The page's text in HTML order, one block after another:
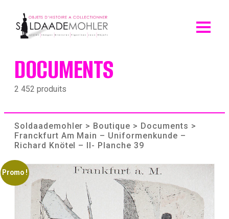
content
DOCUMENTS
2 452 produits
Soldaademohler > Boutique > Documents >
Franckfurt Am Main – Uniformenkunde –
Richard Knötel – II- Planche 39
Promo !